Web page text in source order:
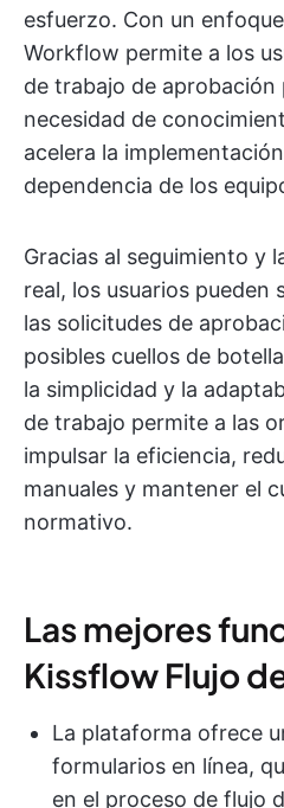
esfuerzo. Con un
Workflow permite a los
de trabajo de aprobación
necesidad de
acelera la
dependencia de los
Gracias al seguimiento y
real, los usuarios pueden
las solicitudes de
posibles cuellos de
la simplicidad y la
de trabajo permite a las
impulsar la eficiencia,
manuales y mantener el
normativo.
Las mejores
Kissflow Flujo
La plataforma ofrece
formularios en línea,
en el proceso de flujo